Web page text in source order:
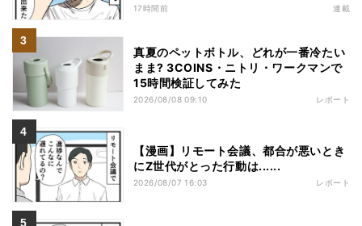
17時間前 連載
真夏のペットボトル、どれが一番冷たい
まま? 3COINS・ニトリ・ワークマンで
15時間検証してみた
2026/08/08 09:10 レポート
【漫画】リモート会議、都合が悪いとき
にZ世代がとった行動は......
2026/08/07 16:03 レポート